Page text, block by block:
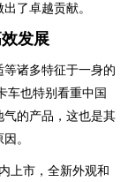
了卓越贡献。
发展
诸多特征于一身的
车也特别看重中国
的产品，这也是其
。
上市，全新外观和